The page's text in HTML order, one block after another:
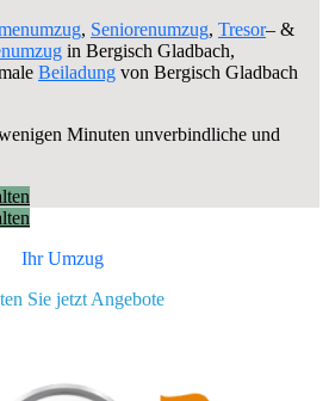
, Seniorenumzug, Tresor– &
in Bergisch Gladbach,
Beiladung von Bergisch Gladbach
Minuten unverbindliche und
Ihr Umzug
Sie jetzt Angebote